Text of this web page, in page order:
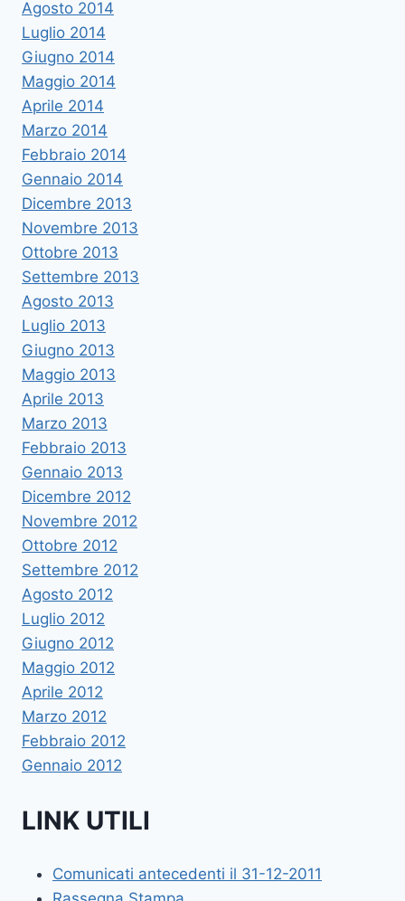
Agosto 2014
Luglio 2014
Giugno 2014
Maggio 2014
Aprile 2014
Marzo 2014
Febbraio 2014
Gennaio 2014
Dicembre 2013
Novembre 2013
Ottobre 2013
Settembre 2013
Agosto 2013
Luglio 2013
Giugno 2013
Maggio 2013
Aprile 2013
Marzo 2013
Febbraio 2013
Gennaio 2013
Dicembre 2012
Novembre 2012
Ottobre 2012
Settembre 2012
Agosto 2012
Luglio 2012
Giugno 2012
Maggio 2012
Aprile 2012
Marzo 2012
Febbraio 2012
Gennaio 2012
LINK UTILI
Comunicati antecedenti il 31-12-2011